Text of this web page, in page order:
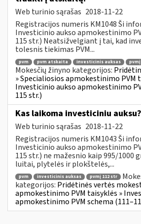
Web turinio sąrašas 2018-11-22
Registracijos numeris KM1048 Ši
Investicinio aukso apmokestinimo
115 str.) Neatsižvelgiant į tai, kad
tolesnis tiekimas PVM...
pvm pvm atskaita investicinis auksas pvmį
Mokesčių žinyno kategorijos:
» Specialiosios apmokestinimo PVM
Investicinio aukso apmokestinimo
115 str.)
Kas laikoma investiciniu auksu?
Web turinio sąrašas 2018-11-22
Registracijos numeris KM1043 Ši
Investicinio aukso apmokestinimo
115 str.) ne mažesnio kaip 995/1000
luitai, plytelės ir plokštelės,...
pvm investicinis auksas pvmį 112 str
kategorijos: Pridėtinės vertės
apmokestinimo PVM taisyklės »
apmokestinimo PVM schema